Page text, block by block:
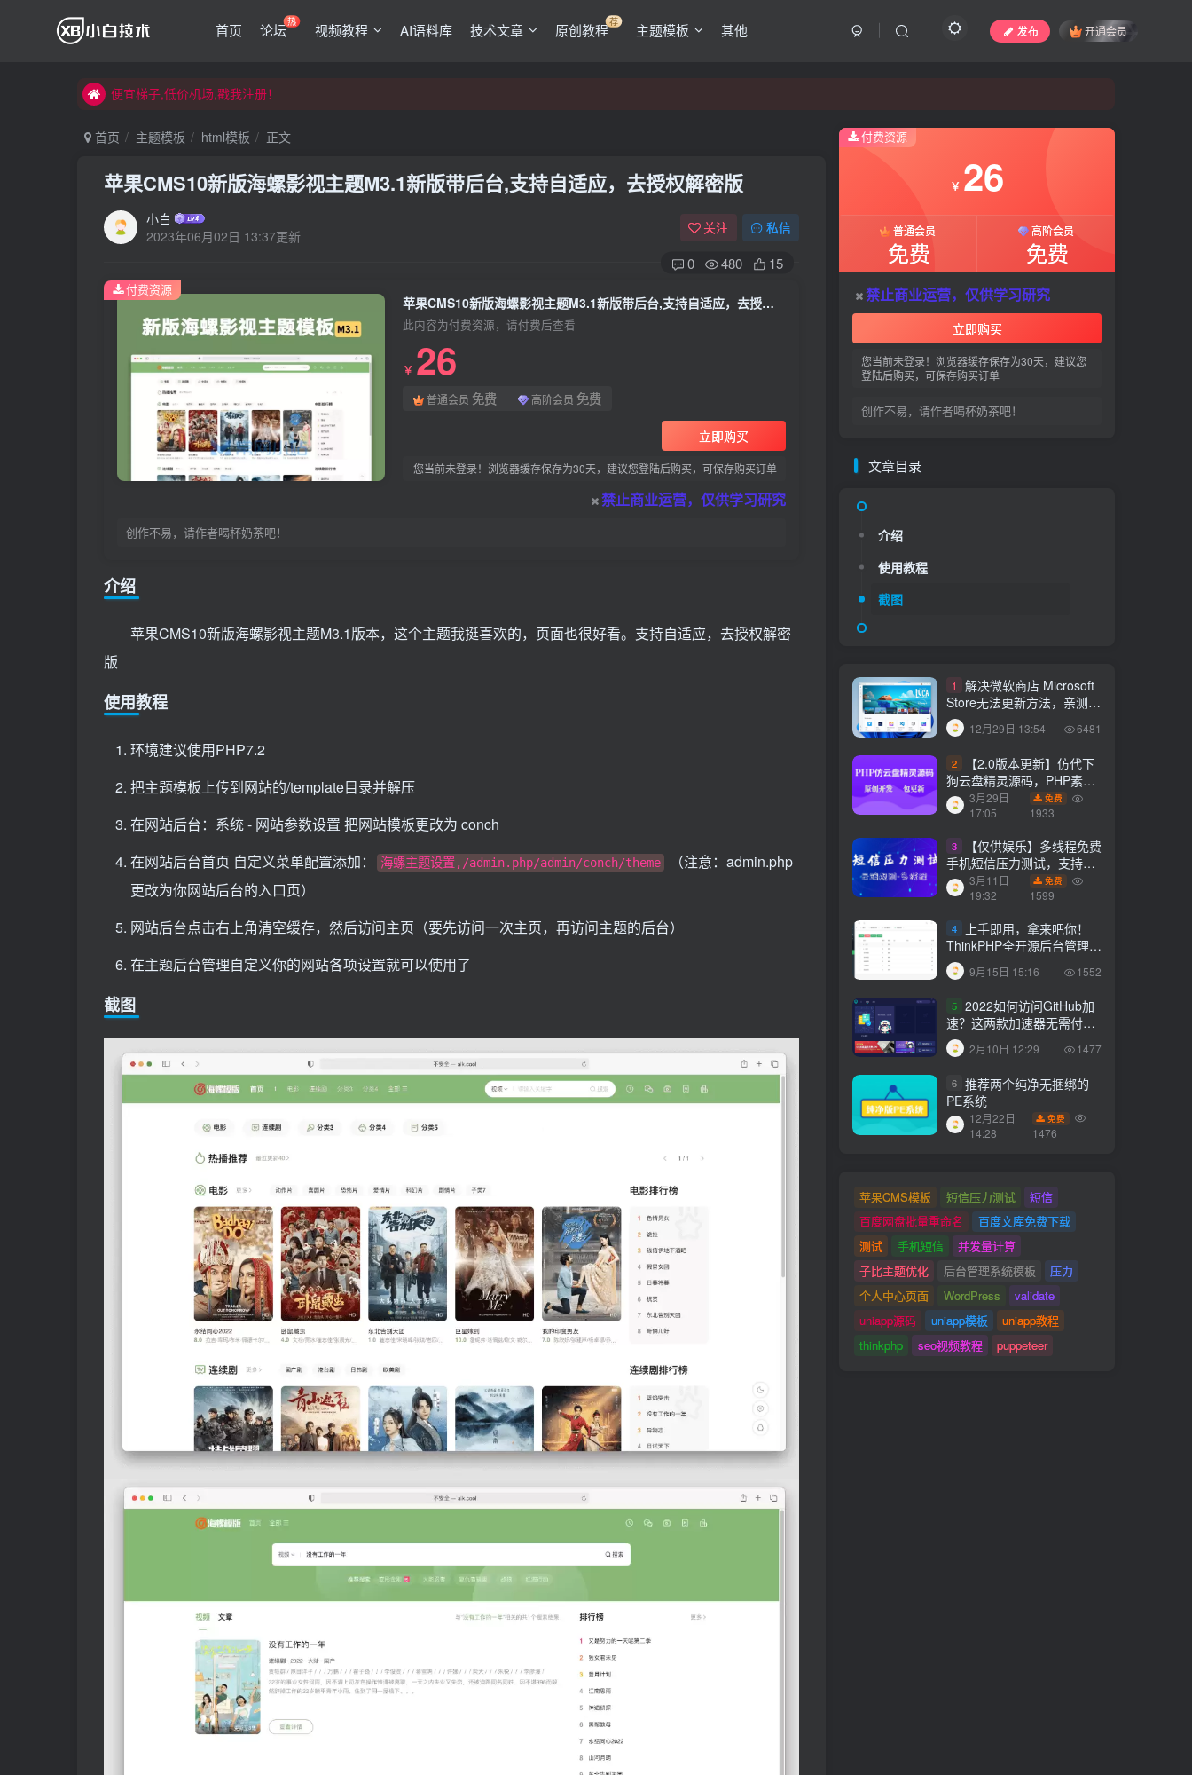
首页 论坛热 视频教程 AI语料库 技术文章 原创教程荐 主题模板 其他 发布 开通会员
便宜梯子,低价机场,戳我注册！
便宜梯子,低价机场,戳我注册！
首页 主题模板 html模板 正文
苹果CMS10新版海螺影视主题M3.1新版带后台,支持自适应，去授权解密版
小白
2023年06月02日 13:37更新
关注 私信
0 480 15
苹果CMS10新版海螺影视主题M3.1新版带后台,支持自适应，去授权解密版
此内容为付费资源，请付费后查看
￥ 26
普通会员 免费 高阶会员 免费
立即购买
您当前未登录！浏览器缓存保存为30天，建议您登陆后购买，可保存购买订单
禁止商业运营，仅供学习研究
创作不易，请作者喝杯奶茶吧！
付费资源
介绍
苹果CMS10新版海螺影视主题M3.1版本，这个主题我挺喜欢的，页面也很好看。支持自适应，去授权解密
版
使用教程
环境建议使用PHP7.2
把主题模板上传到网站的/template目录并解压
在网站后台：系统 - 网站参数设置 把网站模板更改为 conch
在网站后台首页 自定义菜单配置添加：
海螺主题设置,/admin.php/admin/conch/theme
（注意：admin.php
更改为你网站后台的入口页）
网站后台点击右上角清空缓存，然后访问主页（要先访问一次主页，再访问主题的后台）
在主题后台管理自定义你的网站各项设置就可以使用了
截图
26
高阶会员
免费
禁止商业运营，仅供学习研究
您当前未登录！浏览器缓存保存为30天，建议您
登陆后购买，可保存购买订单
创作不易，请作者喝杯奶茶吧！
文章目录
12月29日 13:54 6481
【2.0版本更新】仿代下
狗云盘精灵源码，PHP素材
本，持续更新中
17:05
1933
3
【仅供娱乐】多线程免费
手机短信压力测试，支持云
19:32
1599
4
上手即用，拿来吧你！
ThinkPHP全开源后台管理系
9月15日 15:16 1552
2022如何访问GitHub加
速？这两款加速器无需付
2月10日 12:29 1477
推荐两个纯净无捆绑的
PE系统
14:28
1476
付费资源
￥ 26
普通会员
免费
高阶会员
免费
禁止商业运营，仅供学习研究
立即购买
您当前未登录！浏览器缓存保存为30天，建议您
登陆后购买，可保存购买订单
创作不易，请作者喝杯奶茶吧！
文章目录
介绍
使用教程
截图
1
解决微软商店 Microsoft
Store无法更新方法，亲测有
效！
12月29日 13:54 6481
2
【2.0版本更新】仿代下
狗云盘精灵源码，PHP素材
代下载搜索引擎系统运营版
本，持续更新中
3月29日
17:05
免费
1933
3
【仅供娱乐】多线程免费
手机短信压力测试，支持云
端获取接口
3月11日
19:32
免费
1599
4
上手即用，拿来吧你！
ThinkPHP全开源后台管理系
统
9月15日 15:16 1552
5 2022如何访问GitHub加
速？这两款加速器无需付
费，无限使用！
2月10日 12:29 1477
6 推荐两个纯净无捆绑的
PE系统
12月22日
14:28
免费
1476
苹果CMS模板 短信压力测试
短信
百度网盘批量重命名
百度文库免费下载
测试
手机短信
并发量计算
子比主题优化
后台管理系统模板
压力
个人中心页面
WordPress
validate
uniapp源码
uniapp模板
uniapp教程
thinkphp
seo视频教程 puppeteer